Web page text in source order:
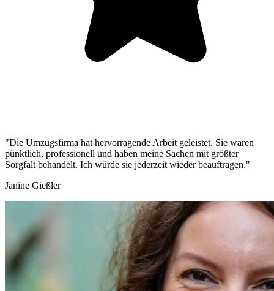
"Die Umzugsfirma hat hervorragende Arbeit geleistet. Sie waren
pünktlich, professionell und haben meine Sachen mit größter
Sorgfalt behandelt. Ich würde sie jederzeit wieder beauftragen."
Janine Gießler